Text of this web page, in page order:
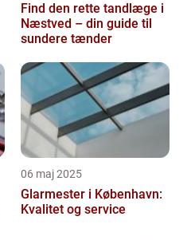
Find den rette tandlæge i
Næstved – din guide til
sundere tænder
06 maj 2025
Glarmester i København:
Kvalitet og service